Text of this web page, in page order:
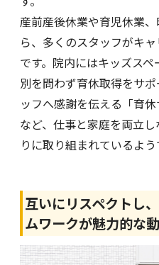
産前産後休業や育児休業
ら、多くのスタッフがキ
です。院内にはキッズス
別を問わず育休取得をサ
ッフへ感謝を伝える「育
など、仕事と家庭を両立
りに取り組まれているよう
互いにリスペクトし
ムワークが魅力的な